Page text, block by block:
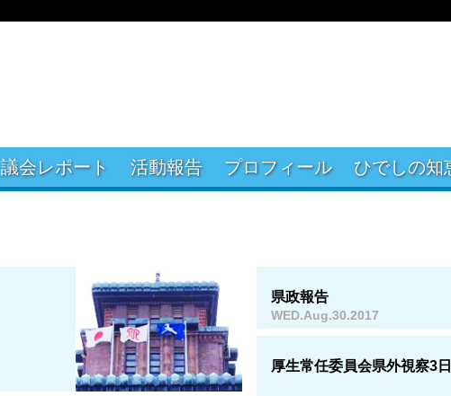
議会レポート 活動報告 プロフィール ひでしの知
県政報告
WED.Aug.30.2017
厚生常任委員会県外視察3